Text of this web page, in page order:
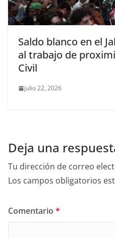
Saldo blanco en el
al trabajo de
Civil
julio 22, 2026
Deja una
Tu dirección de correo
Los campos obligatorios
Comentario *